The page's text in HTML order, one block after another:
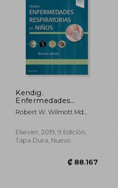
Kendig.
Enfermedades
Respiratorias en
Niños - 9ª Edición
Robert W. Wilmott Md
Frcp Frcpch; Robin R
Deterding Md; Felix Ratjen
Md Phd Frcpc; Peter Sly
Heather Zar Md; Albert Li
Elsevier, 2019, 9 Edición,
Tapa Dura, Nuevo